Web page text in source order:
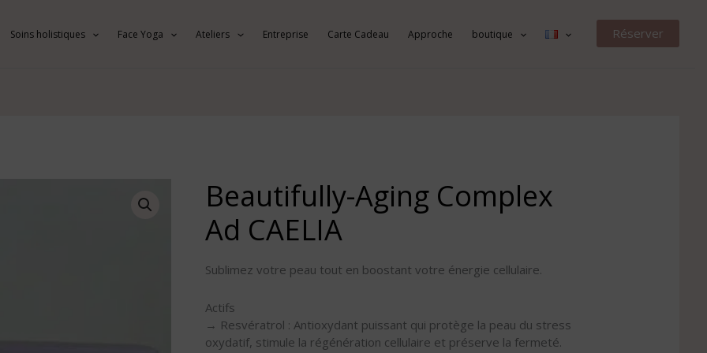
Soins holistiques Face Yoga Ateliers Entreprise Carte Cadeau Approche boutique Réserver
Beautifully-Aging Complex
Ad CAELIA
Sublimez votre peau tout en boostant votre énergie cellulaire.
Actifs
→ Resvératrol : Antioxydant puissant qui protège la peau du stress
oxydatif, stimule la régénération cellulaire et préserve la fermeté.
Plage
de
prix :
130.00€
quantité
de
Beautifully-
Aging
Ad